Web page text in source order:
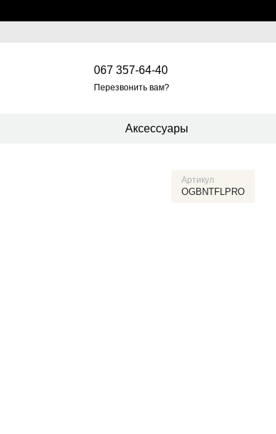
067 357-64-40
Перезвонить вам?
Аксессуары
Артикул
OGBNTFLPRO